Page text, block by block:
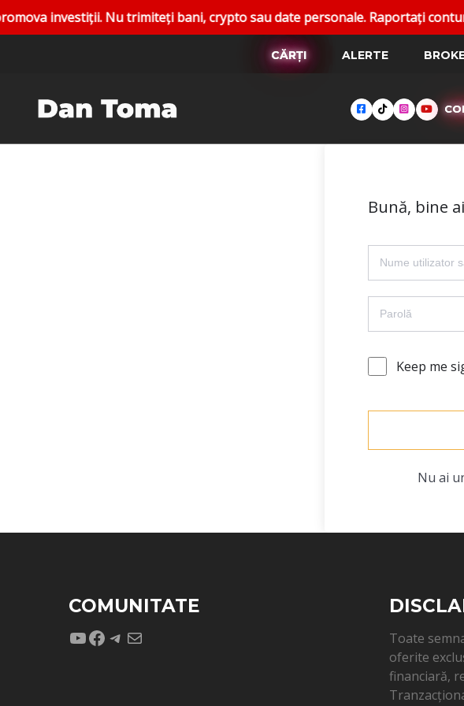
investiții. Nu trimiteți bani, crypto sau date personale. Raportați
CĂRȚI ALERTE
Bună, bine
Keep me
Nu ai
COMUNITATE
YouTube
Facebook
Telegram
Mail
Toate
oferite
financiară,